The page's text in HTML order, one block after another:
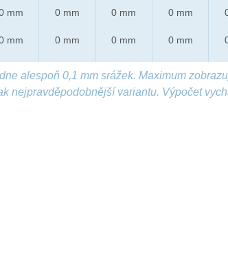
mm
mm
0 mm
0 mm
0 mm
0 mm
0 mm
0 mm
alespoň 0,1 mm srážek. Maximum
nejpravděpodobnější variantu. Výpočet